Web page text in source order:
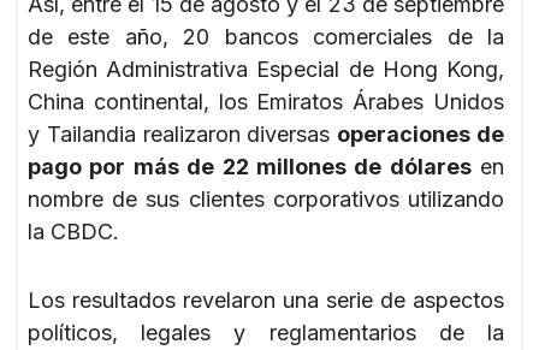
de este año, 20 bancos comerciales de la
Región Administrativa Especial de Hong Kong,
China continental, los Emiratos Árabes Unidos
y Tailandia realizaron diversas operaciones de
pago por más de 22 millones de dólaresen
nombre de sus clientes corporativos utilizando
la CBDC.
Los resultados revelaron una serie de aspectos
políticos, legales y reglamentarios de la